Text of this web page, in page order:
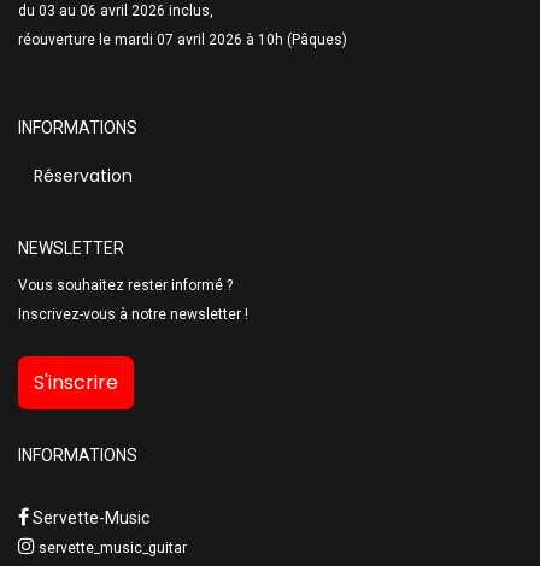
du 03 au 06 avril 2026 inclus,
réouverture le mardi 07 avril 2026 à 10h (Pâques)
INFORMATIONS
Réservation
NEWSLETTER
Vous souhaitez rester informé ?
Inscrivez-vous à notre newsletter !
S'inscrire
INFORMATIONS
Servette-Music
servette_music_guitar